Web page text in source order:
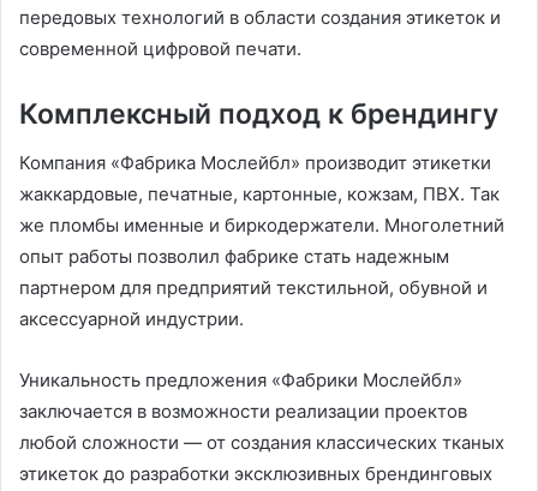
передовых технологий в области создания этикеток и
современной цифровой печати.
Комплексный подход к брендингу
Компания «Фабрика Мослейбл» производит этикетки
жаккардовые, печатные, картонные, кожзам, ПВХ. Так
же пломбы именные и биркодержатели. Многолетний
опыт работы позволил фабрике стать надежным
партнером для предприятий текстильной, обувной и
аксессуарной индустрии.
Уникальность предложения «Фабрики Мослейбл»
заключается в возможности реализации проектов
любой сложности — от создания классических тканых
этикеток до разработки эксклюзивных брендинговых